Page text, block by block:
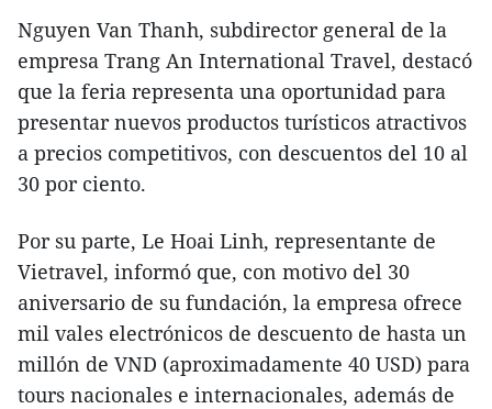
Nguyen Van Thanh, subdirector general de la
empresa Trang An International Travel, destacó
que la feria representa una oportunidad para
presentar nuevos productos turísticos atractivos
a precios competitivos, con descuentos del 10 al
30 por ciento.
Por su parte, Le Hoai Linh, representante de
Vietravel, informó que, con motivo del 30
aniversario de su fundación, la empresa ofrece
mil vales electrónicos de descuento de hasta un
millón de VND (aproximadamente 40 USD) para
tours nacionales e internacionales, además de